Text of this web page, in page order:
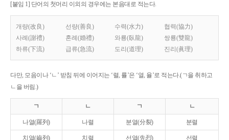
[붙임 1] 단어의 첫머리 이외의 경우에는 본음대로 적는다.
개량(改良) 선량(善良) 수력(水力)
협력(協力)
사례(謝禮)
혼례(婚禮) 와룡(臥龍)
쌍룡(雙龍)
하류(下流)
급류(急流) 도리(道理) 진리(眞理)
다만, 모음이나 ‘ㄴ’ 받침 뒤에 이어지는 ‘렬, 률’은 ‘열, 율’로 적는다.(ㄱ을 취하고
ㄴ을 버림.)
ㄱ ㄴ ㄱ ㄴ
나열(羅列) 나렬 분열(分裂) 분렬
치열(齒列) 치렬 선열(先烈) 선렬